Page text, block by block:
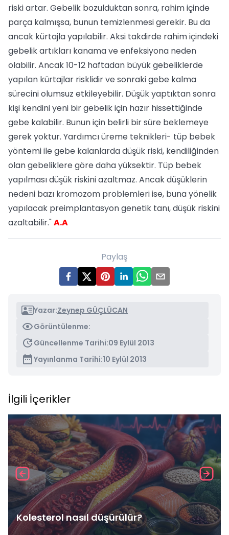
riski artar. Gebelik bozulduktan sonra, rahim içinde
parça kalmışsa, bunun temizlenmesi gerekir. Bu da
ancak kürtajla yapılabilir. Aksi takdirde rahim içindeki
gebelik artıkları kanama ve enfeksiyona neden
olabilir. Ancak 10-12 haftadan büyük gebeliklerde
yapılan kürtajlar risklidir ve sonraki gebe kalma
sürecini olumsuz etkileyebilir. Düşük yaptıktan sonra
kişi kendini yeni bir gebelik için hazır hissettiğinde
gebe kalabilir. Bunun için belirli bir süre beklemeye
gerek yoktur. Yardımcı üreme teknikleri- tüp bebek
yöntemi ile gebe kalanlarda düşük riski, kendiliğinden
olan gebeliklere göre daha yüksektir. Tüp bebek
yapılması düşük riskini azaltmaz. Ancak düşüklerin
nedeni bazı kromozom problemleri ise, buna yönelik
yapılacak preimplantasyon genetik tanı, düşük riskini
azaltabilir."A.A
Paylaş
Yazar:Zeynep GÜÇLÜCAN
Görüntülenme:
Güncellenme Tarihi:09 Eylül 2013
Yayınlanma Tarihi:10 Eylül 2013
İlgili İçerikler
Kolesterol nasıl düşürülür?